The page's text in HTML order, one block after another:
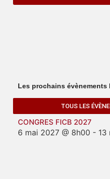
Les prochains évènements
TOUS LES
CONGRES FICB 2027
6 mai 2027 @ 8h00 - 13